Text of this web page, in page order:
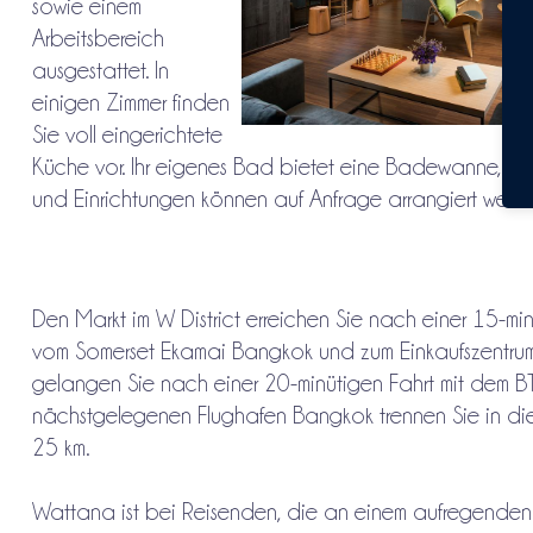
sowie einem
Arbeitsbereich
ausgestattet. In
einigen Zimmer finden
Sie voll eingerichtete
Küche vor. Ihr eigenes Bad bietet eine Badewanne,
und Einrichtungen können auf Anfrage arrangiert
Den Markt im W District erreichen Sie nach einer 15-
vom Somerset Ekamai Bangkok und zum
gelangen Sie nach einer 20-minütigen Fahrt mit dem
nächstgelegenen Flughafen Bangkok trennen Sie in
25 km.
Wattana ist bei Reisenden, die an einem